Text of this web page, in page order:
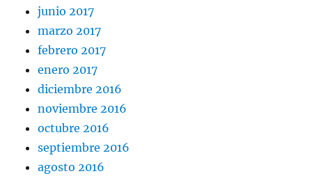
junio 2017
marzo 2017
febrero 2017
enero 2017
diciembre 2016
noviembre 2016
octubre 2016
septiembre 2016
agosto 2016